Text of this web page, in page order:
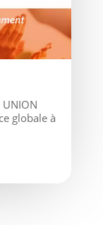
globale à